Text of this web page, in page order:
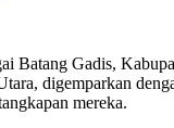
Batang Gadis,
digemparkan
mereka.